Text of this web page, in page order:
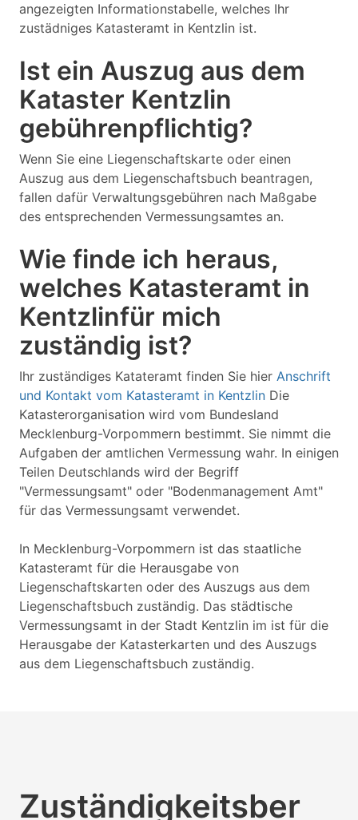
angezeigten Informationstabelle, welches Ihr
zustädniges Katasteramt in Kentzlin ist.
Ist ein Auszug aus dem
Kataster Kentzlin
gebührenpflichtig?
Wenn Sie eine Liegenschaftskarte oder einen
Auszug aus dem Liegenschaftsbuch beantragen,
fallen dafür Verwaltungsgebühren nach Maßgabe
des entsprechenden Vermessungsamtes an.
Wie finde ich heraus,
welches Katasteramt in
Kentzlinfür mich
zuständig ist?
Ihr zuständiges Katateramt finden Sie hier Anschrift
und Kontakt vom Katasteramt in Kentzlin Die
Katasterorganisation wird vom Bundesland
Mecklenburg-Vorpommern bestimmt. Sie nimmt die
Aufgaben der amtlichen Vermessung wahr. In einigen
Teilen Deutschlands wird der Begriff
"Vermessungsamt" oder "Bodenmanagement Amt"
für das Vermessungsamt verwendet.
In Mecklenburg-Vorpommern ist das staatliche
Katasteramt für die Herausgabe von
Liegenschaftskarten oder des Auszugs aus dem
Liegenschaftsbuch zuständig. Das städtische
Vermessungsamt in der Stadt Kentzlin im ist für die
Herausgabe der Katasterkarten und des Auszugs
aus dem Liegenschaftsbuch zuständig.
Zuständigkeitsber